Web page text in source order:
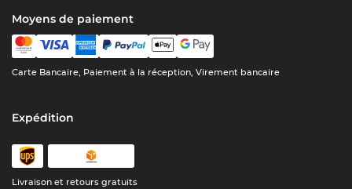
Moyens de paiement
Carte Bancaire, Paiement à la réception, Virement bancaire
Expédition
Livraison et retours gratuits